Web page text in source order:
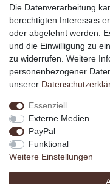
Datenschutzerklärung
AGB und
Impressum
Kaufvertrag
Über den Button gelangst
* Alle Preise
Die Datenverarbeitung
berechtigten Interesses
oder abgelehnt werden.
und die Einwilligung zu
zu widerrufen. Weitere
personenbezogener
unserer
Essenziell
Externe Medien
PayPal
Funktional
Weitere Einstellungen